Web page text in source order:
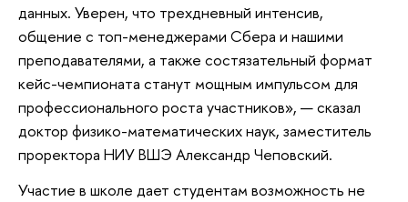
данных. Уверен, что трехдневный интенсив,
общение с топ-менеджерами Сбера и нашими
преподавателями, а также состязательный формат
кейс-чемпионата станут мощным импульсом для
профессионального роста участников», — сказал
доктор физико-математических наук, заместитель
проректора НИУ ВШЭ Александр Чеповский.
Участие в школе дает студентам возможность не